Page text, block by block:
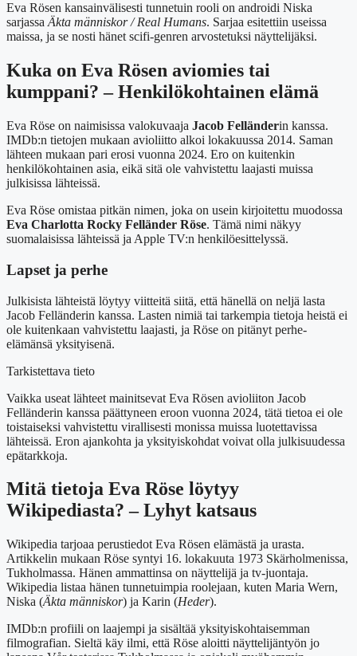
Eva Rösen kansainvälisesti tunnetuin rooli on androidi Niska
sarjassa Äkta människor / Real Humans. Sarjaa esitettiin useissa
maissa, ja se nosti hänet scifi-genren arvostetuksi näyttelijäksi.
Kuka on Eva Rösen aviomies tai
kumppani? – Henkilökohtainen elämä
Eva Röse on naimisissa valokuvaaja Jacob Felländerin kanssa.
IMDb:n tietojen mukaan avioliitto alkoi lokakuussa 2014. Saman
lähteen mukaan pari erosi vuonna 2024. Ero on kuitenkin
henkilökohtainen asia, eikä sitä ole vahvistettu laajasti muissa
julkisissa lähteissä.
Eva Röse omistaa pitkän nimen, joka on usein kirjoitettu muodossa
Eva Charlotta Rocky Felländer Röse. Tämä nimi näkyy
suomalaisissa lähteissä ja Apple TV:n henkilöesittelyssä.
Lapset ja perhe
Julkisista lähteistä löytyy viitteitä siitä, että hänellä on neljä lasta
Jacob Felländerin kanssa. Lasten nimiä tai tarkempia tietoja heistä ei
ole kuitenkaan vahvistettu laajasti, ja Röse on pitänyt perhe-
elämänsä yksityisenä.
Tarkistettava tieto
Vaikka useat lähteet mainitsevat Eva Rösen avioliiton Jacob
Felländerin kanssa päättyneen eroon vuonna 2024, tätä tietoa ei ole
toistaiseksi vahvistettu virallisesti monissa muissa luotettavissa
lähteissä. Eron ajankohta ja yksityiskohdat voivat olla julkisuudessa
epätarkkoja.
Mitä tietoja Eva Röse löytyy
Wikipediasta? – Lyhyt katsaus
Wikipedia tarjoaa perustiedot Eva Rösen elämästä ja urasta.
Artikkelin mukaan Röse syntyi 16. lokakuuta 1973 Skärholmenissa,
Tukholmassa. Hänen ammattinsa on näyttelijä ja tv-juontaja.
Wikipedia listaa hänen tunnetuimpia roolejaan, kuten Maria Wern,
Niska (Äkta människor) ja Karin (Heder).
IMDb:n profiili on laajempi ja sisältää yksityiskohtaisemman
filmografian. Sieltä käy ilmi, että Röse aloitti näyttelijäntyön jo